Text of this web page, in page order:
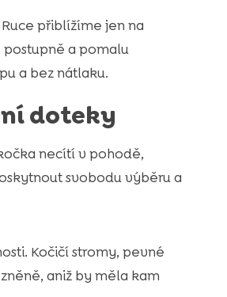
přiblížíme jen na
a pomalu
a bez nátlaku.
doteky
necítí v pohodě,
svobodu výběru a
Kočičí stromy, pevné
aniž by měla kam